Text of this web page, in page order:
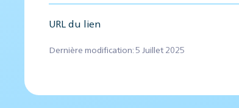
URL du lien
Dernière modification: 5 Juillet 2025